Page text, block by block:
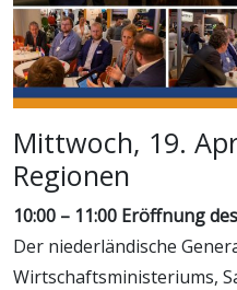
Mittwoch, 19.
Regionen
10:00 – 11:00 Eröffnung
Der niederländische
Wirtschaftsministeriums,